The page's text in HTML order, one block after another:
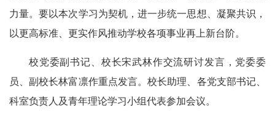
力量。要以本次学习为契机，进一步统一思想、凝聚共识，
以更高标准、更实作风推动学校各项事业再上新台阶。
校党委副书记、校长宋武林作交流研讨发言，党委委
员、副校长林富凛作重点发言。校长助理、各党支部书记、
科室负责人及青年理论学习小组代表参加会议。